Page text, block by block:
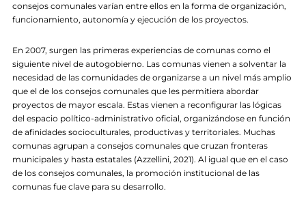
consejos comunales varían entre ellos en la forma de organización,
funcionamiento, autonomía y ejecución de los proyectos.
En 2007, surgen las primeras experiencias de comunas como el
siguiente nivel de autogobierno. Las comunas vienen a solventar la
necesidad de las comunidades de organizarse a un nivel más amplio
que el de los consejos comunales que les permitiera abordar
proyectos de mayor escala. Estas vienen a reconfigurar las lógicas
del espacio político-administrativo oficial, organizándose en función
de afinidades socioculturales, productivas y territoriales. Muchas
comunas agrupan a consejos comunales que cruzan fronteras
municipales y hasta estatales (Azzellini, 2021). Al igual que en el caso
de los consejos comunales, la promoción institucional de las
comunas fue clave para su desarrollo.